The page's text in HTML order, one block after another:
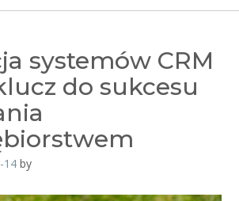
systemów CRM
do sukcesu
14 by